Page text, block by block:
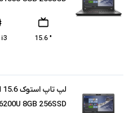
" 15.6
i3
8GB 256SSD